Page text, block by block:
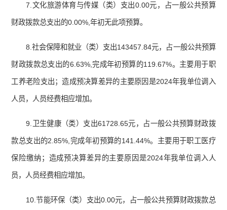
7.文化旅游体育与传媒（类）支出0.00元，占一般公共预算
财政拨款总支出的0.00%,年初无此项预算。
8.社会保障和就业（类）支出143457.84元，占一般公共预算
财政拨款总支出的6.63%,完成年初预算的119.67%。主要用于职
工养老险支出；造成预决算差异的主要原因是2024年我单位调入
人员，人员经费相应增加。
9.卫生健康（类）支出61728.65元，占一般公共预算财政拨
款总支出的2.85%,完成年初预算的141.44%。主要用于职工医疗
保险缴纳；造成预决算差异的主要原因是2024年我单位调入人
员，人员经费相应增加。
10.节能环保（类）支出0.00元，占一般公共预算财政拨款总